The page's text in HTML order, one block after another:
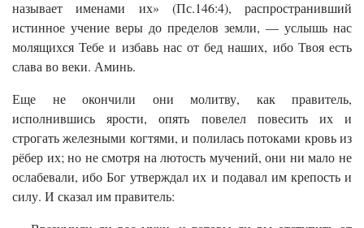
называет именами их» (Пс.146:4), распространивший
истинное учение веры до пределов земли, — услышь нас
молящихся Тебе и избавь нас от бед наших, ибо Твоя есть
слава во веки. Аминь.
Еще не окончили они молитву, как правитель,
исполнившись ярости, опять повелел повесить их и
строгать железными когтями, и полилась потоками кровь из
рёбер их; но не смотря на лютость мучений, они ни мало не
ослабевали, ибо Бог утверждал их и подавал им крепость и
силу. И сказал им правитель: